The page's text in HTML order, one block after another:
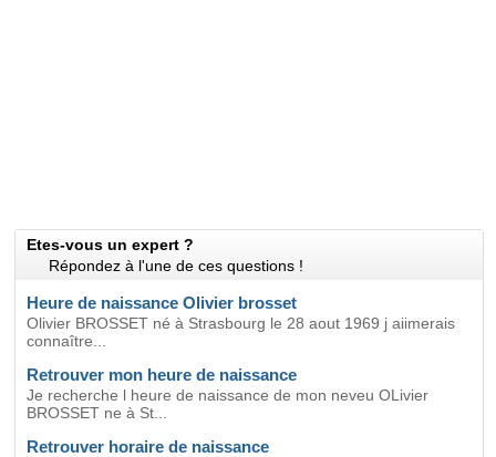
Etes-vous un expert ?
Répondez à l'une de ces questions !
Heure de naissance Olivier brosset
Olivier BROSSET né à Strasbourg le 28 aout 1969 j aiimerais
connaître...
Retrouver mon heure de naissance
Je recherche l heure de naissance de mon neveu OLivier
BROSSET ne à St...
Retrouver horaire de naissance